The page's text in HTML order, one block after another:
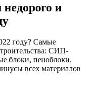
и
году? Самые
СИП-
блоки, пеноблоки,
всех материалов